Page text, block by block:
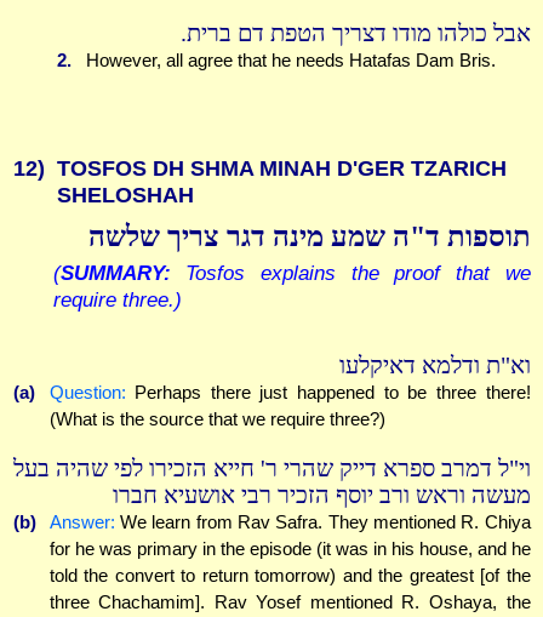
אבל כולהו מודו דצריך הטפת דם ברית.
2. However, all agree that he needs Hatafas Dam Bris.
12) TOSFOS DH SHMA MINAH D'GER TZARICH
SHELOSHAH
תוספות ד"ה שמע מינה דגר צריך שלשה
(SUMMARY: Tosfos explains the proof that we
require three.)
וא"ת ודלמא דאיקלעו
(a) Question: Perhaps there just happened to be three there!
(What is the source that we require three?)
וי"ל דמרב ספרא דייק שהרי ר' חייא הזכירו לפי שהיה בעל
מעשה וראש ורב יוסף הזכיר רבי אושעיא חברו
(b) Answer: We learn from Rav Safra. They mentioned R. Chiya
for he was primary in the episode (it was in his house, and he
told the convert to return tomorrow) and the greatest [of the
three Chachamim]. Rav Yosef mentioned R. Oshaya, the